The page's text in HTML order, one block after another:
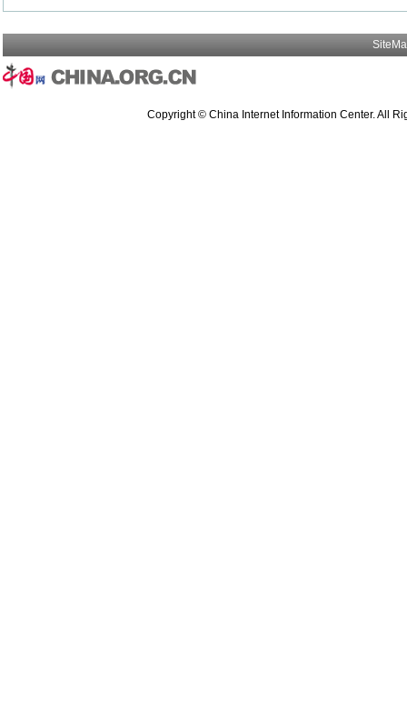
Copyright © China Internet Information Center. All